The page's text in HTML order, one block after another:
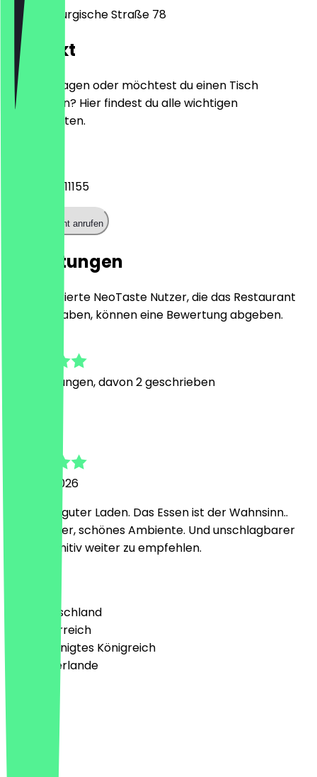
Brandenburgische Straße 78
Kontakt
Hast du Fragen oder möchtest du einen Tisch
reservieren? Hier findest du alle wichtigen
Kontaktdaten.
+4917663311155
Restaurant anrufen
Bewertungen
Nur registrierte NeoTaste Nutzer, die das Restaurant
besucht haben, können eine Bewertung abgeben.
Bewertungen, davon 2 geschrieben
23. April 2026
Sehr sehr guter Laden. Das Essen ist der Wahnsinn..
Superlecker, schönes Ambiente. Und unschlagbarer
Preis. Definitiv weiter zu empfehlen.
🇩🇪 Deutschland
🇦🇹 Österreich
🇬🇧 Vereinigtes Königreich
🇳🇱 Niederlande
Deutsch
English